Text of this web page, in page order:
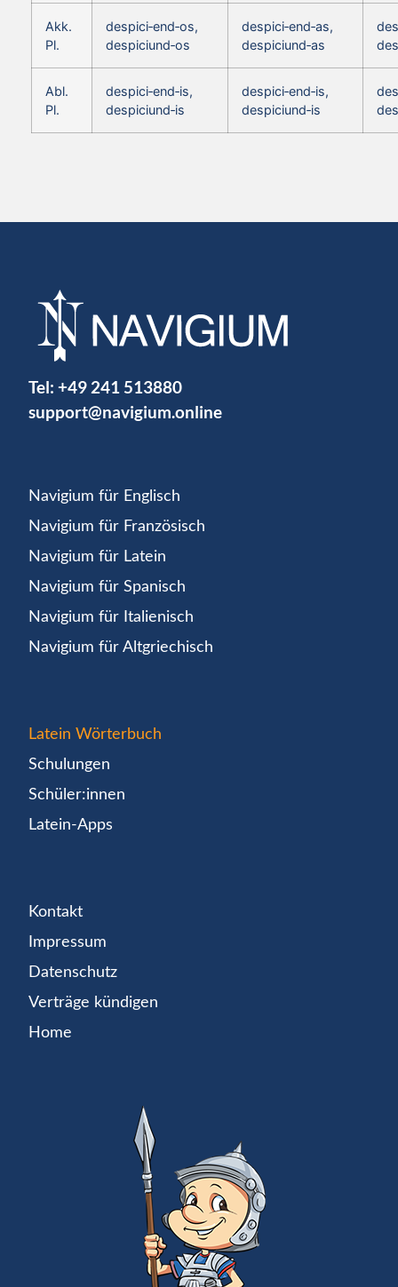
Akk.
Pl.
despici‑end‑os,
despiciund‑os
despici‑end‑as,
despiciund‑as
Abl.
Pl.
despici‑end‑is,
despiciund‑is
despici‑end‑is,
despiciund‑is
Tel: +49 241 513880
support@navigium.online
Navigium für Englisch
Navigium für Französisch
Navigium für Latein
Navigium für Spanisch
Navigium für Italienisch
Navigium für Altgriechisch
Latein Wörterbuch
Schulungen
Schüler:innen
Latein-Apps
Kontakt
Impressum
Datenschutz
Verträge kündigen
Home